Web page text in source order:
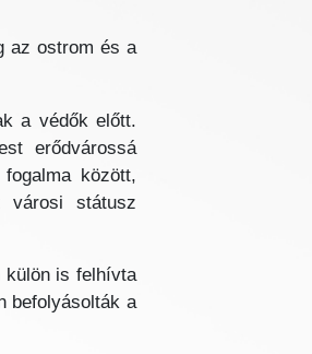
az ostrom és a
a védők előtt.
erődvárossá
között,
városi státusz
külön is felhívta
befolyásolták a